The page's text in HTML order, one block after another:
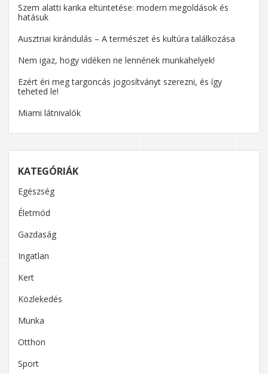
Szem alatti karika eltüntetése: modern megoldások és
hatásuk
Ausztriai kirándulás – A természet és kultúra találkozása
Nem igaz, hogy vidéken ne lennének munkahelyek!
Ezért éri meg targoncás jogosítványt szerezni, és így
teheted le!
Miami látnivalók
KATEGÓRIÁK
Egészség
Életmód
Gazdaság
Ingatlan
Kert
Közlekedés
Munka
Otthon
Sport